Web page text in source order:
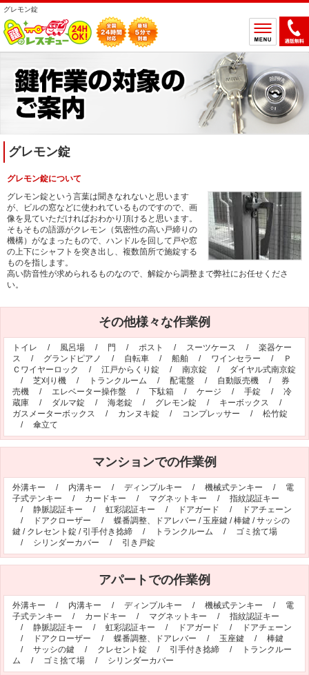
グレモン錠
ホーム
鍵のトラブルから選ぶ
鍵取付
鍵の設置場所から選ぶ
一軒家 マンション
アパート 車
バイク 金庫
デスク・ロッカー その他の特殊錠
玉座錠・引違戸錠
補助錠（ワンドアツーロック） キーレス錠
電気錠 窓用防犯錠
お車、バイクのメーカー・車種
料金表
簡易料金表 かんたん料金チェック
サービスについて
作業の流れ 鍵の製品 人気ランキング
作業者の紹介 技術力の秘密
特殊開錠技術
作業車紹介 イモビライザーの鍵紛失・製作
鍵について 鍵の紹介
中山さん 防犯コラム よくあるご質問
オフィシャルブログ お得なコース割引
会社案内
グレモン錠
グレモン錠について
グレモン錠という言葉は聞きなれないと思います
が、ビルの窓などに使われているものですので、画
像を見ていただければおわかり頂けると思います。
そもそもの語源がクレモン（気密性の高い戸締りの
機構）がなまったもので、ハンドルを回して戸や窓
の上下にシャフトを突き出し、複数箇所で施錠する
ものを指します。
高い防音性が求められるものなので、解錠から調整まで弊社にお任せくださ
い。
その他様々な作業例
トイレ / 風呂場 / 門 / ポスト / スーツケース / 楽器ケー
ス / グランドピアノ / 自転車 / 船舶 / ワインセラー /
Ｐ
Ｃワイヤーロック
/ 江戸からくり錠 / 南京錠 / ダイヤル式南京錠
/ 芝刈り機 / トランクルーム / 配電盤 / 自動販売機 / 券
売機 / エレベーター操作盤 / 下駄箱 / ケージ / 手錠 / 冷
蔵庫 / ダルマ錠 / 海老錠 / グレモン錠 / キーボックス /
ガスメーターボックス / カンヌキ錠 / コンプレッサー / 松竹錠
/ 傘立て
マンションでの作業例
外溝キー / 内溝キー / ディンプルキー / 機械式テンキー / 電
子式テンキー / カードキー / マグネットキー / 指紋認証キー
/ 静脈認証キー / 虹彩認証キー / ドアガード /
ドアチェーン
/
ドアクローザー / 蝶番調整、ドアレバー / 玉座鍵 /棒鍵 /サッシの
鍵 / クレセント錠 / 引手付き捻締 / トランクルーム / ゴミ捨て場
/ シリンダーカバー / 引き戸錠
アパートでの作業例
外溝キー / 内溝キー / ディンプルキー / 機械式テンキー / 電
子式テンキー / カードキー / マグネットキー / 指紋認証キー
/ 静脈認証キー / 虹彩認証キー / ドアガード /
ドアチェーン
/
ドアクローザー / 蝶番調整、ドアレバー / 玉座鍵 / 棒鍵
/ サッシの鍵 / クレセント錠 / 引手付き捻締 /
トランクルー
ム / ゴミ捨て場 / シリンダーカバー